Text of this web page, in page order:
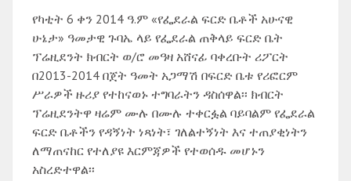
የካቲት 6 ቀን 2014 ዓ.ም «የፌደራል ፍርድ ቤቶች አሁናዊ
ሁኔታ» ዓመታዊ ጉባኤ ላይ የፌደራል ጠቅላይ ፍርድ ቤት
ፕሬዚደንት ክብርት ወ/ሮ መዓዛ አሸናፊ ባቀረቡት ሪፖርት
በ2013-2014 በጀት ዓመት አጋማሽ በፍርድ ቤቱ የሪፎርም
ሥራዎች ዙሪያ የተከናወኑ ተግባራትን ዳስሰዋል፡፡ ክብርት
ፕሬዚደንትዋ ዛሬም ሙሉ በሙሉ ተቀርፏል ባይባልም የፌደራል
ፍርድ ቤቶችን የዳኝነት ነጻነት፣ ገለልተኝነት እና ተጠያቂነትን
ለማጠናከር የተለያዩ እርምጃዎች የተወሰዱ መሆኑን
አስረድተዋል፡፡